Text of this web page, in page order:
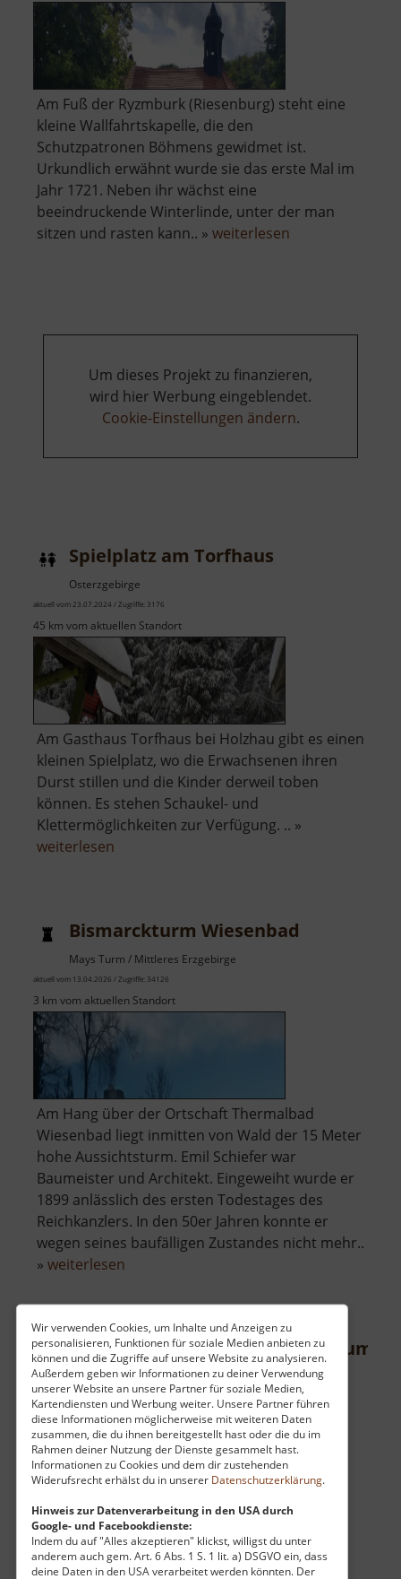
Wir verwenden Cookies, um Inhalte und Anzeigen zu
personalisieren, Funktionen für soziale Medien anbieten zu
können und die Zugriffe auf unsere Website zu analysieren.
Außerdem geben wir Informationen zu deiner Verwendung
unserer Website an unsere Partner für soziale Medien,
Kartendiensten und Werbung weiter. Unsere Partner führen
diese Informationen möglicherweise mit weiteren Daten
zusammen, die du ihnen bereitgestellt hast oder die du im
Rahmen deiner Nutzung der Dienste gesammelt hast.
Informationen zu Cookies und dem dir zustehenden
Widerufsrecht erhälst du in unserer Datenschutzerklärung.
Hinweis zur Datenverarbeitung in den USA durch
Google- und Facebookdienste:
Indem du auf "Alles akzeptieren" klickst, willigst du unter
anderem auch gem. Art. 6 Abs. 1 S. 1 lit. a) DSGVO ein, dass
deine Daten in den USA verarbeitet werden könnten. Der
Am Fuß der Ryzmburk (Riesenburg) steht eine
kleine Wallfahrtskapelle, die den
Schutzpatronen Böhmens gewidmet ist.
Urkundlich erwähnt wurde sie das erste Mal im
Jahr 1721. Neben ihr wächst eine
beeindruckende Winterlinde, unter der man
sitzen und rasten kann.. » weiterlesen
Um dieses Projekt zu finanzieren,
wird hier Werbung eingeblendet.
Cookie-Einstellungen ändern.
Spielplatz am Torfhaus
Osterzgebirge
aktuell vom 23.07.2024 / Zugriffe: 3176
45 km vom aktuellen Standort
Am Gasthaus Torfhaus bei Holzhau gibt es einen
kleinen Spielplatz, wo die Erwachsenen ihren
Durst stillen und die Kinder derweil toben
können. Es stehen Schaukel- und
Klettermöglichkeiten zur Verfügung. .. »
weiterlesen
Bismarckturm Wiesenbad
Mays Turm / Mittleres Erzgebirge
aktuell vom 13.04.2026 / Zugriffe: 34126
3 km vom aktuellen Standort
Am Hang über der Ortschaft Thermalbad
Wiesenbad liegt inmitten von Wald der 15 Meter
hohe Aussichtsturm. Emil Schiefer war
Baumeister und Architekt. Eingeweiht wurde er
1899 anlässlich des ersten Todestages des
Reichkanzlers. In den 50er Jahren konnte er
wegen seines baufälligen Zustandes nicht mehr..
» weiterlesen
Wiesenbad
Forsthof Bärenfels mit Arboretum
Walderlebniszentrum / Osterzgebirge
52 km vom aktuellen Standort
Am malerischen Rand von Bärenfels im
Osterzgebirge empfängt ein historischer
Forsthof seine Gäste mit einer faszinierenden